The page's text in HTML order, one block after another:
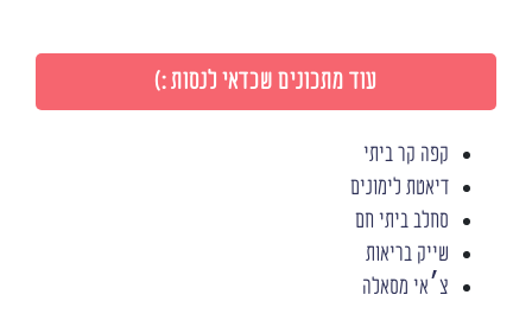
עוד מתכונים שכדאי לנסות :)
קפה קר ביתי
דיאטת לימונים
סחלב ביתי חם
שייק בריאות
צ׳אי מסאלה